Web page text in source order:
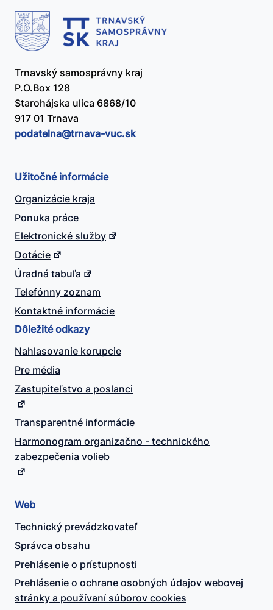
Trnavský samosprávny kraj
P.O.Box 128
Starohájska ulica 6868/10
917 01 Trnava
podatelna@​trnava-vuc.sk
Užitočné informácie
Organizácie kraja
Ponuka práce
Elektronické služby
Dotácie
Úradná tabuľa
Telefónny zoznam
Kontaktné informácie
Dôležité odkazy
Nahlasovanie korupcie
Pre média
Zastupiteľstvo a poslanci
Transparentné informácie
Harmonogram organizačno - technického
zabezpečenia volieb
Web
Technický prevádzkovateľ
Správca obsahu
Prehlásenie o prístupnosti
Prehlásenie o ochrane osobných údajov webovej
stránky a používaní súborov cookies